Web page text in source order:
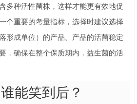
多种活性菌株，这样才能更有效地促
个重要的考量指标，选择时建议选择
形成单位）的产品。产品的活菌稳定
，确保在整个保质期内，益生菌的活
能笑到后？